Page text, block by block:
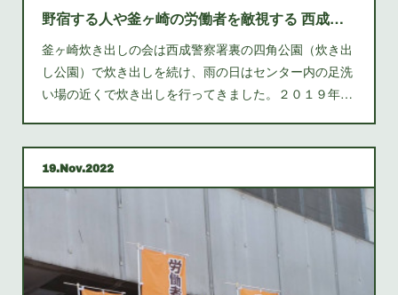
野宿する人や釜ヶ崎の労働者を敵視する 西成労働福祉センターなど必要ない。消えて無くなれ
釜ヶ崎炊き出しの会は西成警察署裏の四角公園（炊き出
し公園）で炊き出しを続け、雨の日はセンター内の足洗
い場の近くで炊き出しを行ってきました。２０１９年…
19 Nov 2022